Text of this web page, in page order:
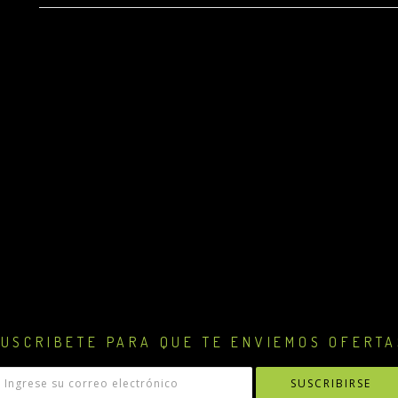
PARA QUE TE ENVIEMOS
SUSCRIBIRSE